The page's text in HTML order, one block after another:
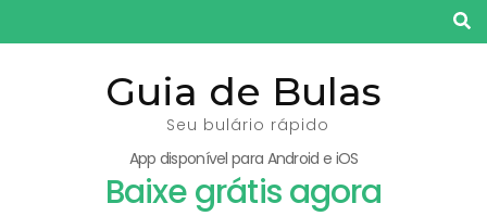
para
Guia de Bulas
Seu bulário rápido
App disponível para Android e iOS
Baixe grátis agora